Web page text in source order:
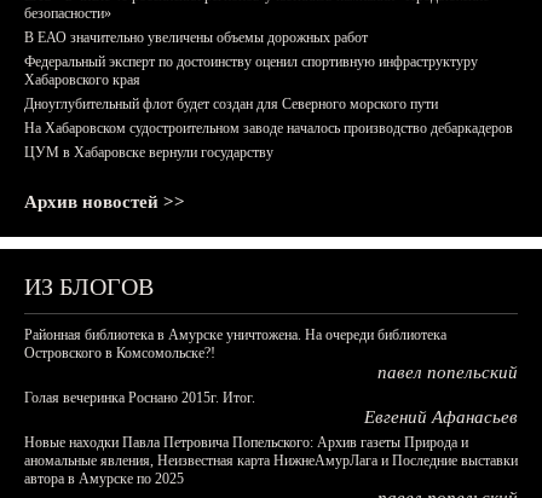
безопасности»
В ЕАО значительно увеличены объемы дорожных работ
Федеральный эксперт по достоинству оценил спортивную инфраструктуру
Хабаровского края
Дноуглубительный флот будет создан для Северного морского пути
На Хабаровском судостроительном заводе началось производство дебаркадеров
ЦУМ в Хабаровске вернули государству
Архив новостей >>
ИЗ БЛОГОВ
Районная библиотека в Амурске уничтожена. На очереди библиотека
Островского в Комсомольске?!
павел попельский
Голая вечеринка Роснано 2015г. Итог.
Евгений Афанасьев
Новые находки Павла Петровича Попельского: Архив газеты Природа и
аномальные явления, Неизвестная карта НижнеАмурЛага и Последние выставки
автора в Амурске по 2025